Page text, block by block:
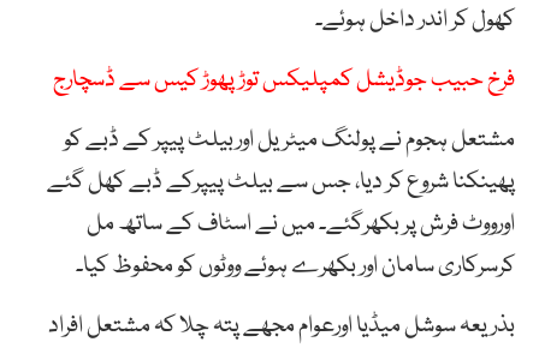
کھول کر اندر داخل ہوئے۔
فرخ حبیب جوڈیشل کمپلیکس توڑ پھوڑ کیس سے ڈسچارج
مشتعل ہجوم نے پولنگ میٹریل اوربیلٹ پیپر کے ڈبے کو
پھینکنا شروع کر دیا، جس سے بیلٹ پیپرکے ڈبے کھل گئے
اورووٹ فرش پر بکھرگئے۔ میں نے اسٹاف کے ساتھ مل
کرسرکاری سامان اور بکھرے ہوئے ووٹوں کو محفوظ کیا۔
بذریعہ سوشل میڈیا اورعوام مجھے پتہ چلا کہ مشتعل افراد